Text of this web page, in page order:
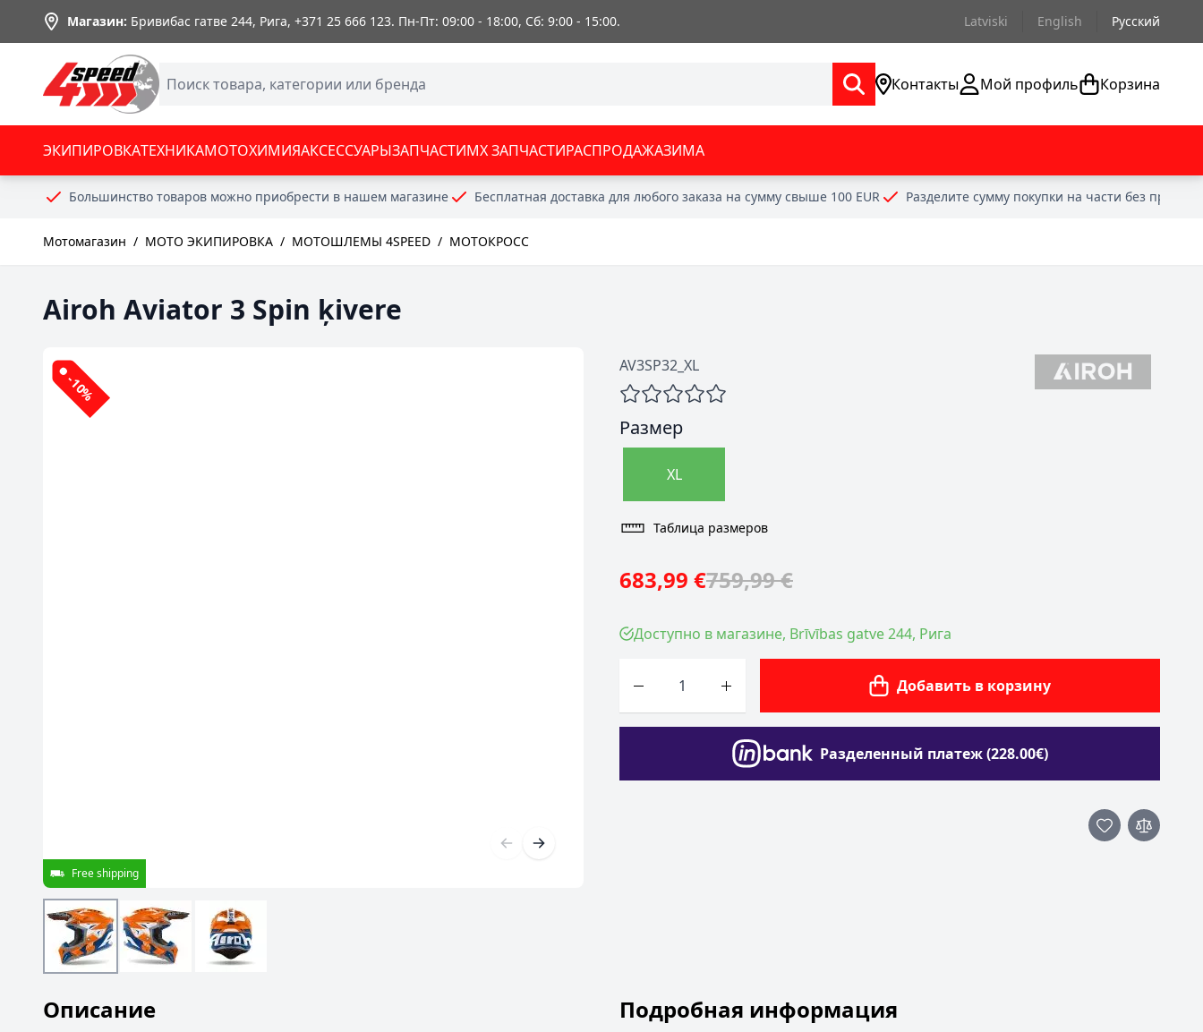
Skip to Content
Магазин: Бривибас гатве 244, Рига, +371 25 666 123. Пн-Пт: 09:00 - 18:00, Сб: 9:00 - 15:00. Latviski English Русский
Контакты Мой профиль Корзина
ЭКИПИРОВКАТЕХНИКАМОТОХИМИЯАКСЕССУАРЫЗАПЧАСТИMX ЗАПЧАСТИРАСПРОДАЖАЗИМА
Большинство товаров можно приобрести в нашем магазине Бесплатная доставка для любого заказа на сумму свыше 100 EUR Разделите сумму покупки на части без
Мотомагазин / МОТО ЭКИПИРОВКА / МОТОШЛЕМЫ 4SPEED / МОТОКРОСС
Airoh Aviator 3 Spin ķivere
AV3SP32_XL
-10%
Free shipping
Размер
XL
Таблица размеров
683,99 €759,99 €
Доступно в магазине, Brīvības gatve 244, Рига
Добавить в корзину
Разделенный платеж (228.00€)
Описание Подробная информация